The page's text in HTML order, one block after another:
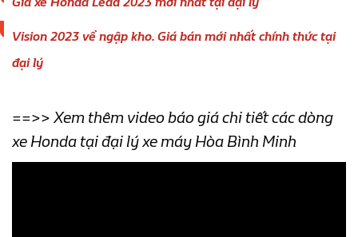
Vision 2023 về ngập kho. Giá bán mới nhất chính thức tại
đại lý
==>> Xem thêm video báo giá chi tiết các dòng
xe Honda tại đại lý xe máy Hòa Bình Minh